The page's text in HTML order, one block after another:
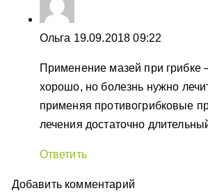
Ольга 19.09.2018 09:22
Применение мазей при грибке
хорошо, но болезнь нужно
применяя противогрибковые
лечения достаточно
Ответить
Добавить комментарий